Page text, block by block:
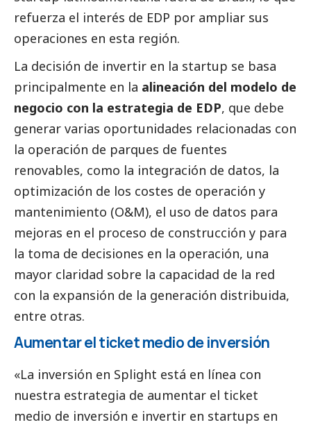
refuerza el interés de EDP por ampliar sus
operaciones en esta región.
La decisión de invertir en la startup se basa
principalmente en la alineación del modelo de
negocio con la estrategia de EDP, que debe
generar varias oportunidades relacionadas con
la operación de parques de fuentes
renovables, como la integración de datos, la
optimización de los costes de operación y
mantenimiento (O&M), el uso de datos para
mejoras en el proceso de construcción y para
la toma de decisiones en la operación, una
mayor claridad sobre la capacidad de la red
con la expansión de la generación distribuida,
entre otras.
Aumentar el ticket medio de inversión
«La inversión en Splight está en línea con
nuestra estrategia de aumentar el ticket
medio de inversión e invertir en startups en